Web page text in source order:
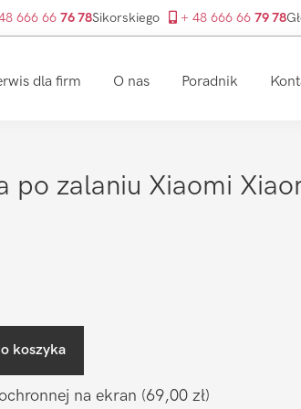
666 66 76 78Sikorskiego + 48 666 66 79 78
dla firm O nas Poradnik
po zalaniu Xiaomi
koszyka
na ekran (69,00 zł)